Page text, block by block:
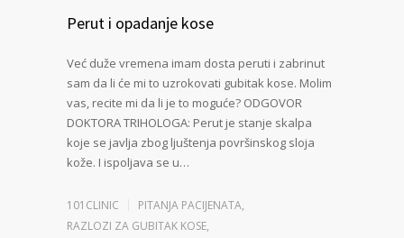
Perut i opadanje kose
Već duže vremena imam dosta peruti i zabrinut
sam da li će mi to uzrokovati gubitak kose. Molim
vas, recite mi da li je to moguće? ODGOVOR
DOKTORA TRIHOLOGA: Perut je stanje skalpa
koje se javlja zbog ljuštenja površinskog sloja
kože. I ispoljava se u…
101CLINIC PITANJA PACIJENATA,
RAZLOZI ZA GUBITAK KOSE,